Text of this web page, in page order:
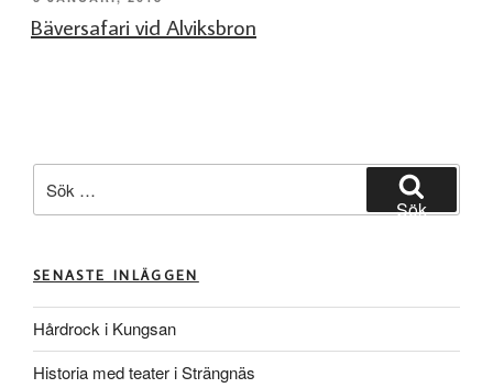
Bäversafari vid Alviksbron
efter:
Sök
SENASTE INLÄGGEN
Hårdrock i Kungsan
Historia med teater i Strängnäs